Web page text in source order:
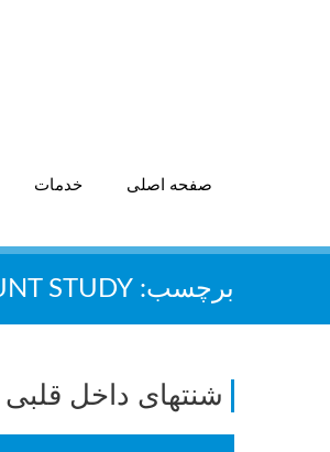
صفحه اصلی خدمات
برچسب: STUDY
شنتهای داخل قلبی